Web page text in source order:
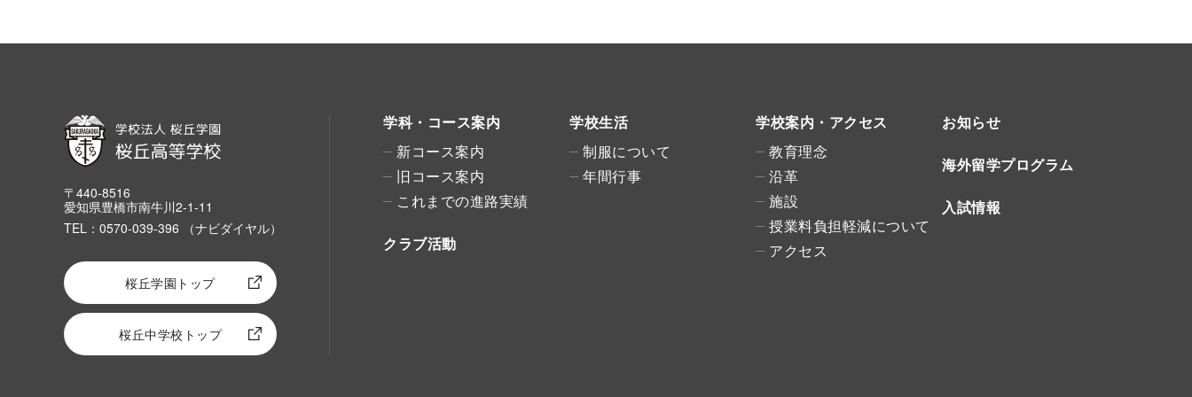
〒440-8516
愛知県豊橋市南牛川2-1-11
TEL：0570-039-396 （ナビダイヤル）
桜丘学園トップ
桜丘中学校トップ
学科・コース案内
新コース案内
旧コース案内
これまでの進路実績
クラブ活動
学校生活
制服について
年間行事
学校案内・アクセス
教育理念
沿革
施設
授業料負担軽減について
アクセス
お知らせ
海外留学プログラム
入試情報